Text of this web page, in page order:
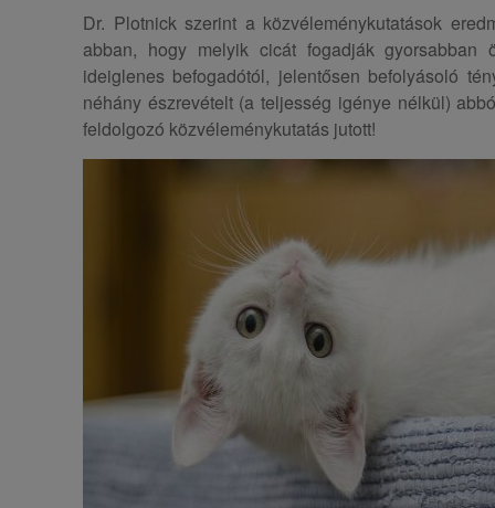
Dr. Plotnick szerint a közvéleménykutatások
abban, hogy melyik cicát fogadják gyorsabban
ideiglenes befogadótól, jelentősen befolyásoló
néhány észrevételt (a teljesség igénye nélkül)
feldolgozó közvéleménykutatás jutott!